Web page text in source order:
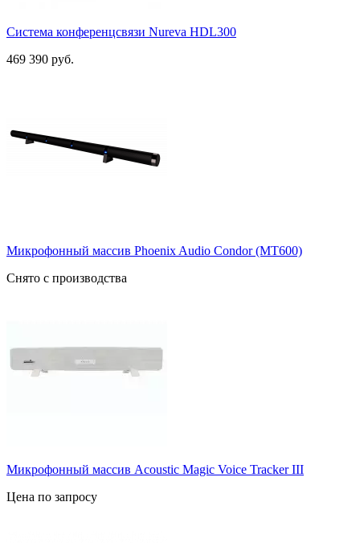
Система конференцсвязи Nureva HDL300
469 390 руб.
Микрофонный массив Phoenix Audio Condor (MT600)
Снято с производства
Микрофонный массив Acoustic Magic Voice Tracker III
Цена по запросу